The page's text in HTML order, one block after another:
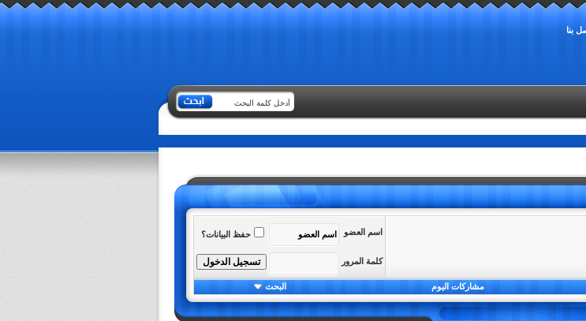
بنا
اسم العضو حفظ البيانات؟
كلمة المرور
مشاركات اليوم البحث